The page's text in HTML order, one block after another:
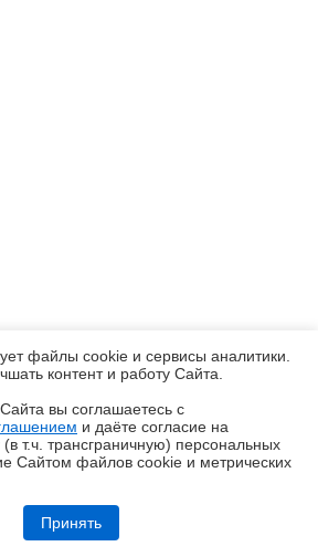
Duo UX8407A (UX8407AA-SN279X) с
файлы cookie и сервисы аналитики.
контент и работу Cайта.
вы соглашаетесь с
и даёте согласие на
т.ч. трансграничную) персональных
Cайтом файлов cookie и метрических
Принять